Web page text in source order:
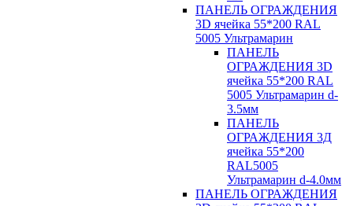
ПАНЕЛЬ ОГРАЖДЕНИЯ
3D ячейка 55*200 RAL
5005 Ультрамарин
ПАНЕЛЬ
ОГРАЖДЕНИЯ 3D
ячейка 55*200 RAL
5005 Ультрамарин d-
3.5мм
ПАНЕЛЬ
ОГРАЖДЕНИЯ 3Д
ячейка 55*200
RAL5005
Ультрамарин d-4.0мм
ПАНЕЛЬ ОГРАЖДЕНИЯ